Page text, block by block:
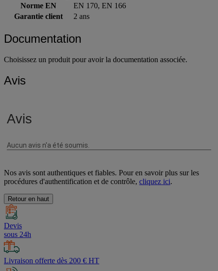
Norme EN
EN 170, EN 166
Garantie client
2 ans
Documentation
Choisissez un produit pour avoir la documentation associée.
Avis
Nos avis sont authentiques et fiables. Pour en savoir plus sur les
procédures d'authentification et de contrôle, cliquez ici.
Retour en haut
Devis
sous 24h
Livraison offerte dès 200 € HT